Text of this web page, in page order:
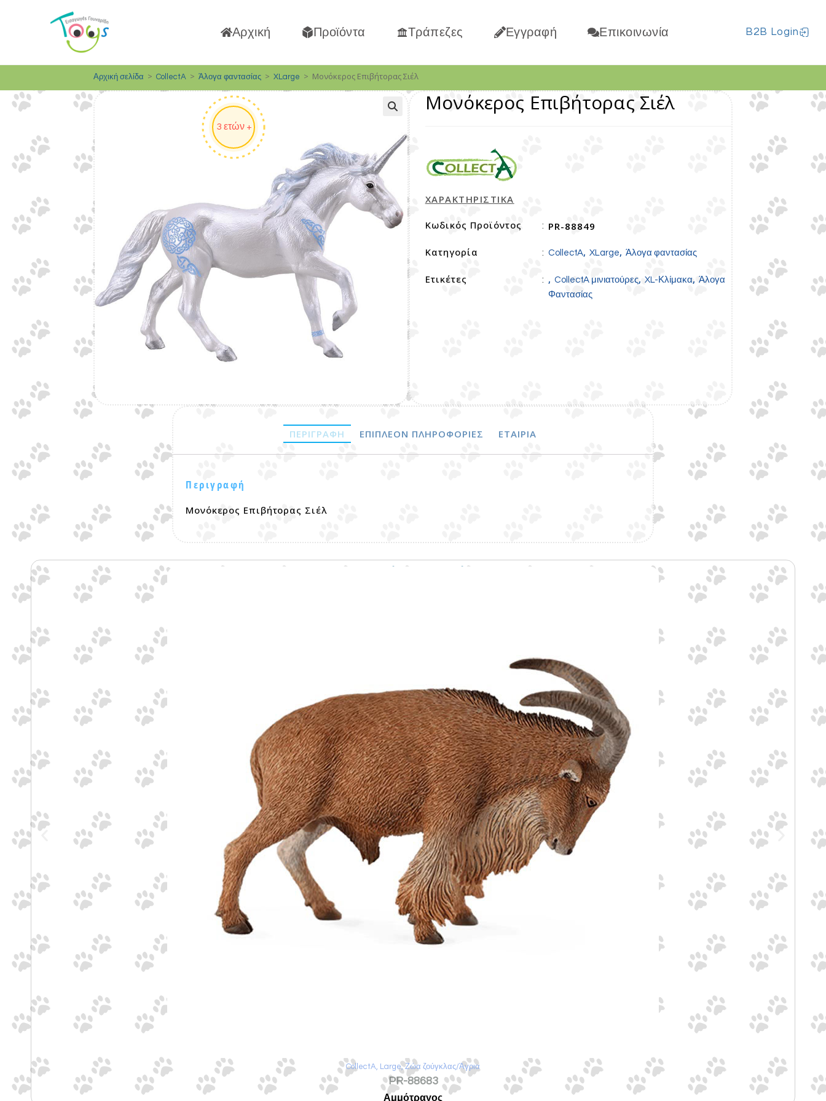
Αρχική Προϊόντα Τράπεζες Εγγραφή Επικοινωνία B2B Login
Αρχική σελίδα > CollectA > Άλογα φαντασίας > XLarge > Μονόκερος Επιβήτορας Σιέλ
3 ετών +
Μονόκερος Επιβήτορας Σιέλ
ΧΑΡΑΚΤΗΡΙΣΤΙΚΑ
Κωδικός Προϊόντος : PR-88849
Κατηγορία : CollectA, XLarge, Άλογα φαντασίας
Ετικέτες : , CollectA μινιατούρες, XL-Κλίμακα, Άλογα
Φαντασίας
ΠΕΡΙΓΡΑΦΉ ΕΠΙΠΛΈΟΝ ΠΛΗΡΟΦΟΡΊΕΣ ΕΤΑΙΡΊΑ
Περιγραφή
Μονόκερος Επιβήτορας Σιέλ
CollectA Large,Ζώα ζούγκλας/Άγρια
PR-88683
Αμμότραγος